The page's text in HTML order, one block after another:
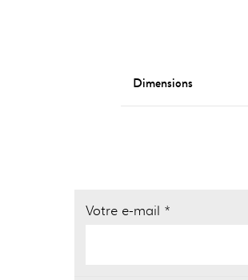
Dimensions
Votre e-mail *